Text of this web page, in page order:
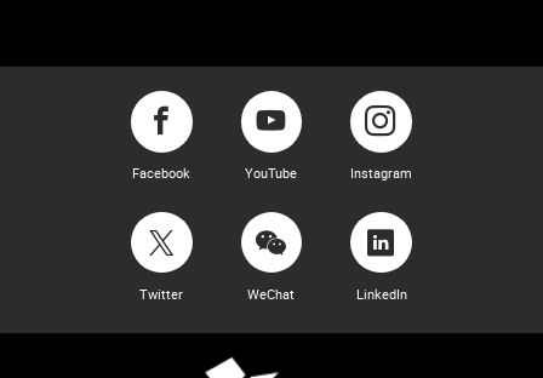
Facebook YouTube Instagram
Twitter WeChat LinkedIn